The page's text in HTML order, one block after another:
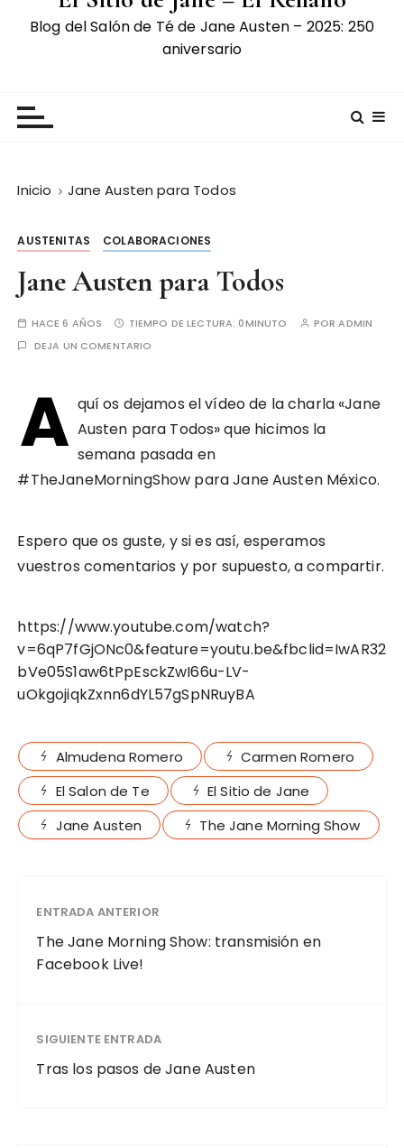
Blog del Salón de Té de Jane Austen – 2025: 250
aniversario
Inicio Jane Austen para Todos
AUSTENITAS COLABORACIONES
Jane Austen para Todos
HACE 6 AÑOS TIEMPO DE LECTURA: 0MINUTO PORADMIN
DEJA UN COMENTARIO
A quí os dejamos el vídeo de la charla «Jane
Austen para Todos» que hicimos la
semana pasada en
#TheJaneMorningShow para Jane Austen México.
Espero que os guste, y si es así, esperamos
vuestros comentarios y por supuesto, a compartir.
https://www.youtube.com/watch?
v=6qP7fGjONc0&feature=youtu.be&fbclid=IwAR32
bVe05S1aw6tPpEsckZwI66u-LV-
uOkgojiqkZxnn6dYL57gSpNRuyBA
Almudena Romero
Carmen Romero
El Salon de Te
El Sitio de Jane
Jane Austen
The Jane Morning Show
ENTRADA ANTERIOR
The Jane Morning Show: transmisión en
Facebook Live!
SIGUIENTE ENTRADA
Tras los pasos de Jane Austen